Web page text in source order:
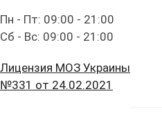
КОНТАКТИ
ПРО НАС
БЛОГ
Пн - Пт: 09:00 - 21:00
Сб - Вс: 09:00 - 21:00
Лицензия МОЗ Украины
№331 от 24.02.2021
утраченных
10 лет назад. Никаких
more